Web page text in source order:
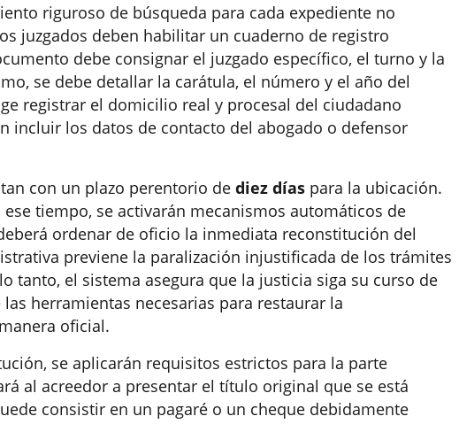
riguroso de búsqueda para cada expediente no
juzgados deben habilitar un cuaderno de registro
debe consignar el juzgado específico, el turno y la
se debe detallar la carátula, el número y el año del
registrar el domicilio real y procesal del ciudadano
incluir los datos de contacto del abogado o defensor
con un plazo perentorio de diez días para la ubicación.
tiempo, se activarán mecanismos automáticos de
ordenar de oficio la inmediata reconstitución del
previene la paralización injustificada de los trámites
tanto, el sistema asegura que la justicia siga su curso de
herramientas necesarias para restaurar la
oficial.
se aplicarán requisitos estrictos para la parte
al acreedor a presentar el título original que se está
consistir en un pagaré o un cheque debidamente